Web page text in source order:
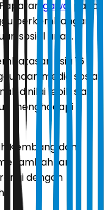
gawai pada
perkembangan
sosial anak.
usia 16
media sosial
dinilai lebih siap
menghadapi
Kembang dan
dengan